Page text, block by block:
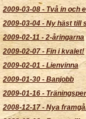
2009-03-08 -Två in och
2009-03-04 -Ny häst till
2009-02-11 -2-åringarna
2009-02-07-Fin i kvalet!
2009-02-01- Lienvinna
2009-01-30 -Banjobb
2009-01-16-
2008-12-17- Nya